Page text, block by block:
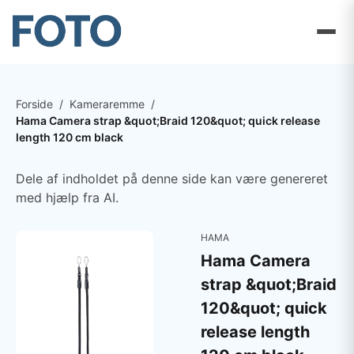
Forside / Kameraremme /
Hama Camera strap &quot;Braid 120&quot; quick release
length 120 cm black
Dele af indholdet på denne side kan være genereret
med hjælp fra AI.
HAMA
Hama Camera
strap &quot;Braid
120&quot; quick
release length